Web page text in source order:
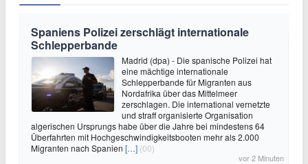
Spaniens Polizei zerschlägt internationale
Schlepperbande
Madrid (dpa) - Die spanische Polizei hat
eine mächtige internationale
Schlepperbande für Migranten aus
Nordafrika über das Mittelmeer
zerschlagen. Die international vernetzte
und straff organisierte Organisation
algerischen Ursprungs habe über die Jahre bei mindestens 64
Überfahrten mit Hochgeschwindigkeitsbooten mehr als 2.000
Migranten nach Spanien […] (00)
vor 2 Minuten